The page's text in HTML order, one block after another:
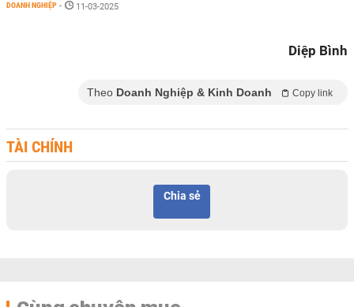
DOANH NGHIỆP - 11-03-2025
Diệp Bình
Theo Doanh Nghiệp & Kinh Doanh Copy link
TÀI CHÍNH
Chia sẻ